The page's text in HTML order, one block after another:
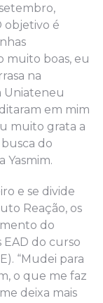
objetivo é
muito boas, eu
na
Uniateneu
em mim
muito grata a
do
Yasmim.
e se divide
Reação, os
do
EAD do curso
“Mudei para
o que me faz
deixa mais